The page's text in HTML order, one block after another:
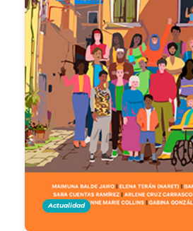
Actualidad